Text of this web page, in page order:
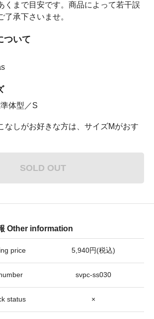
くまで目安です。商品によって若干誤
了承下さいませ。
ついて
体型／S
なしがお好きな方は、サイズMがおす
SOLD OUT
Other information
price 5,940円(税込)
svpc-ss030
status ×